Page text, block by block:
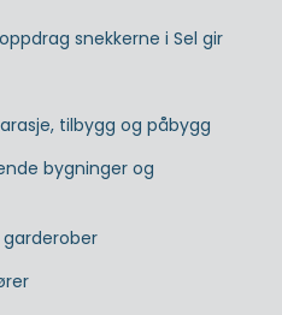
snekkerne i Sel gir
tilbygg og påbygg
bygninger og
garderober